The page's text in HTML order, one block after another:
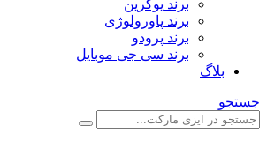
برند یوگرین
برند پاورولوژی
برند پرودو
برند سی جی موبایل
بلاگ
جستجو